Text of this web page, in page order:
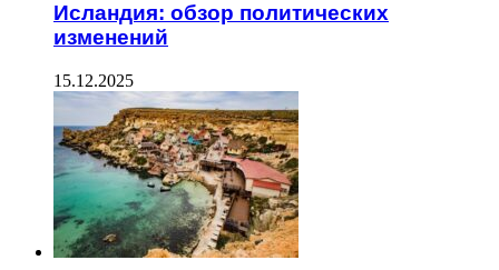
Исландия: обзор политических
изменений
15.12.2025